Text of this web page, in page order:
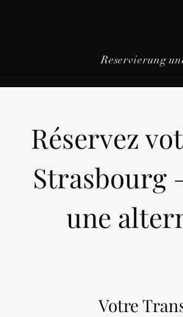
Reservierung
Réservez
Strasbourg
une
Votre